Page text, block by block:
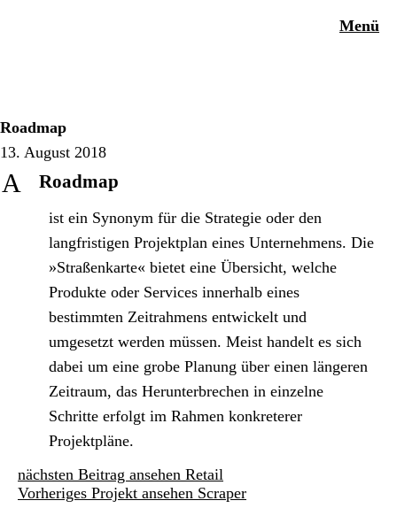
Menü
Roadmap
13. August 2018
A Roadmap
ist ein Synonym für die Strategie oder den
langfristigen Projektplan eines Unternehmens. Die
»Straßenkarte« bietet eine Übersicht, welche
Produkte oder Services innerhalb eines
bestimmten Zeitrahmens entwickelt und
umgesetzt werden müssen. Meist handelt es sich
dabei um eine grobe Planung über einen längeren
Zeitraum, das Herunterbrechen in einzelne
Schritte erfolgt im Rahmen konkreterer
Projektpläne.
nächsten Beitrag ansehen Retail
Vorheriges Projekt ansehen Scraper